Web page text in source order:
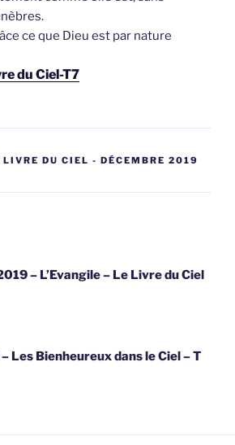
ce que Dieu est par nature
du Ciel-T7
LIVRE DU CIEL - DÉCEMBRE 2019
– L’Evangile – Le Livre du Ciel
Les Bienheureux dans le Ciel – T